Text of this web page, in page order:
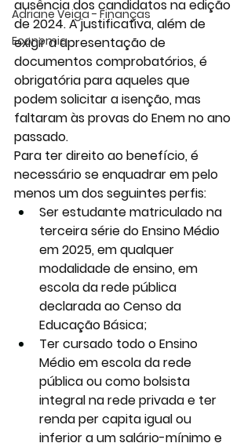
Adriane Veiga - Finanças
Economia
ausência dos candidatos na edição
de 2024. A justificativa, além de
exigir a apresentação de
documentos comprobatórios, é
obrigatória para aqueles que
podem solicitar a isenção, mas
faltaram às provas do Enem no ano
passado.
Para ter direito ao benefício, é
necessário se enquadrar em pelo
menos um dos seguintes perfis:
Ser estudante matriculado na
terceira série do Ensino Médio
em 2025, em qualquer
modalidade de ensino, em
escola da rede pública
declarada ao Censo da
Educação Básica;
Ter cursado todo o Ensino
Médio em escola da rede
pública ou como bolsista
integral na rede privada e ter
renda per capita igual ou
inferior a um salário-mínimo e